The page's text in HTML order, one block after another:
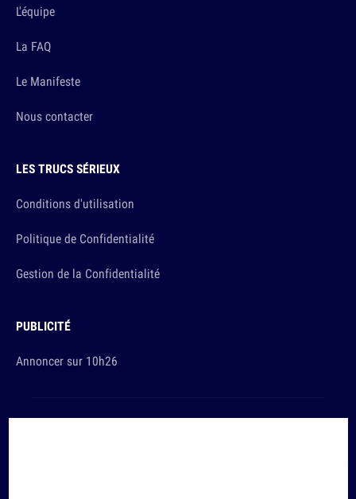
L'équipe
La FAQ
Le Manifeste
Nous contacter
LES TRUCS SÉRIEUX
Conditions d'utilisation
Politique de Confidentialité
Gestion de la Confidentialité
PUBLICITÉ
Annoncer sur 10h26